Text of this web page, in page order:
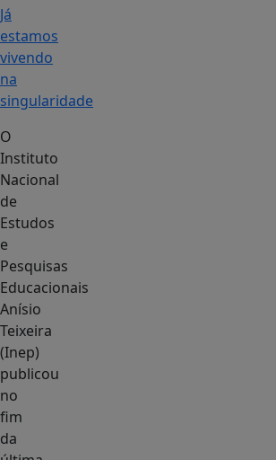
Já
estamos
vivendo
na
singularidade
O
Instituto
Nacional
de
Estudos
e
Pesquisas
Educacionais
Anísio
Teixeira
(Inep)
publicou
no
fim
da